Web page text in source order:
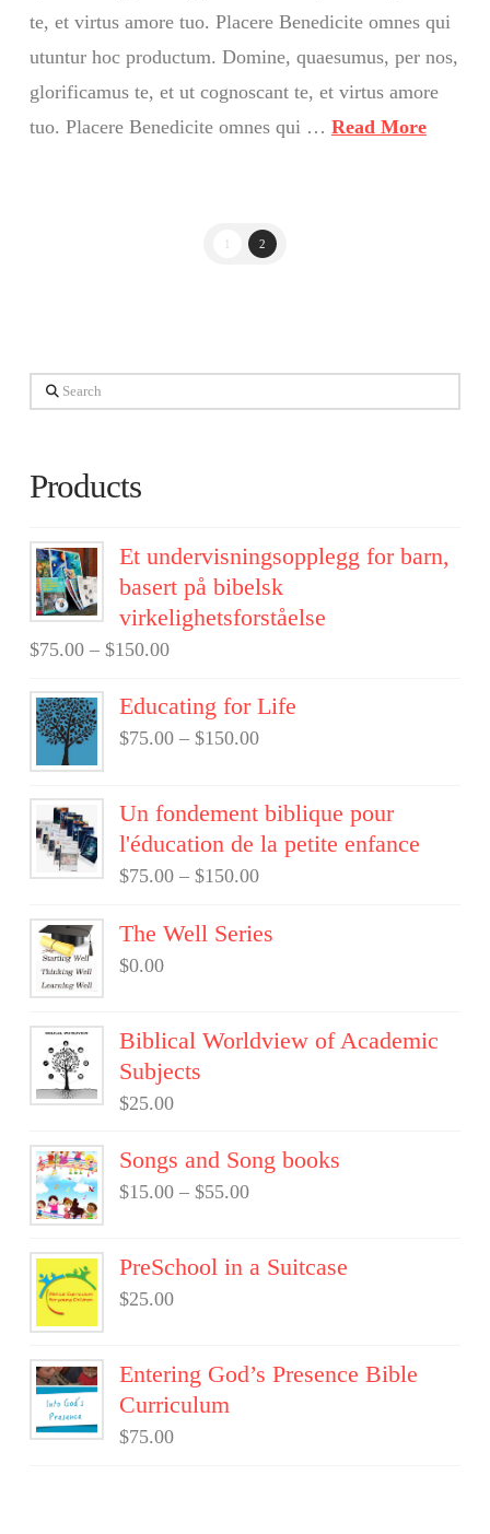
te, et virtus amore tuo. Placere Benedicite omnes qui
utuntur hoc productum. Domine, quaesumus, per nos,
glorificamus te, et ut cognoscant te, et virtus amore
tuo. Placere Benedicite omnes qui … Read More
1 2
Search
Products
Et undervisningsopplegg for barn,
basert på bibelsk
virkelighetsforståelse
$75.00– $150.00
Educating for Life
$75.00 –$150.00
Un fondement biblique pour
l'éducation de la petite enfance
$75.00 –$150.00
The Well Series
$0.00
Biblical Worldview of Academic
Subjects
$25.00
Songs and Song books
$15.00 –$55.00
PreSchool in a Suitcase
$25.00
Entering God’s Presence Bible
Curriculum
$75.00